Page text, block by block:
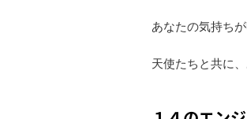
あなたの気持ち
天使たちと共に